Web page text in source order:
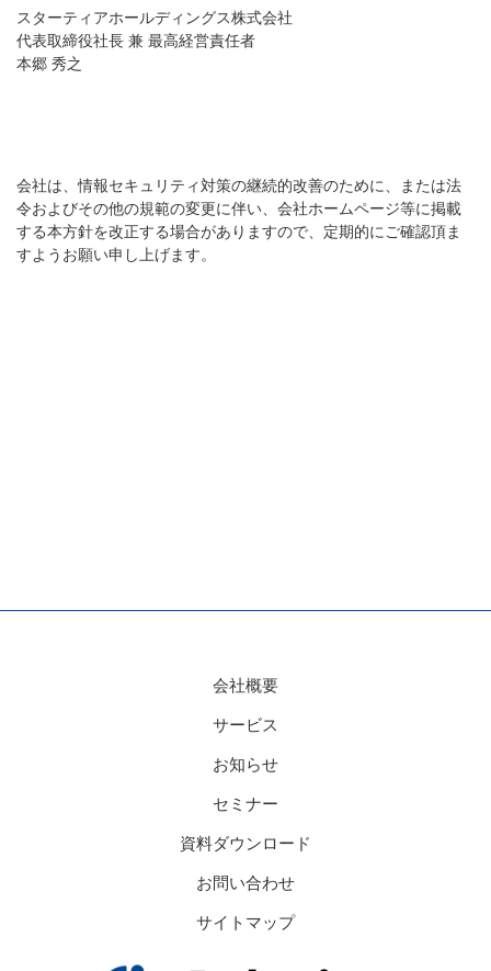
スターティアホールディングス株式会社
代表取締役社長 兼 最高経営責任者
本郷 秀之
会社は、情報セキュリティ対策の継続的改善のために、または法
令およびその他の規範の変更に伴い、会社ホームページ等に掲載
する本方針を改正する場合がありますので、定期的にご確認頂ま
すようお願い申し上げます。
会社概要
サービス
お知らせ
セミナー
資料ダウンロード
お問い合わせ
サイトマップ